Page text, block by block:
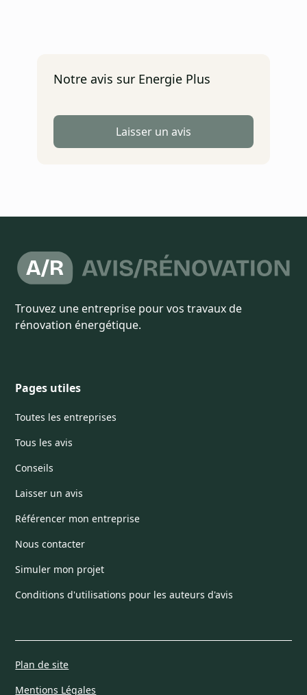
Notre avis sur Energie Plus
Laisser un avis
Trouvez une entreprise pour vos travaux de
rénovation énergétique.
Pages utiles
Toutes les entreprises
Tous les avis
Conseils
Laisser un avis
Référencer mon entreprise
Nous contacter
Simuler mon projet
Conditions d'utilisations pour les auteurs d'avis
Plan de site
Mentions Légales